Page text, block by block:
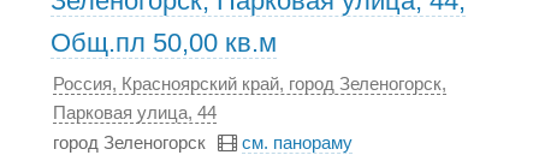
Общ.пл 50,00 кв.м
Россия, Красноярский край, город Зеленогорск,
Парковая улица, 44
город Зеленогорск
см. панораму